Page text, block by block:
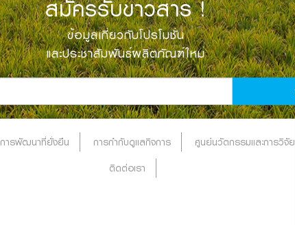
สมัครรับข่าวสาร !
ข้อมูลเกี่ยวกับโปรโมชั่น
และประชาสัมพันธ์ผลิตภัณฑ์ใหม่
การพัฒนาที่ยั่งยืน การกำกับดูแลกิจการ ศูนย์นวัตกรรมและการวิจัย
ติดต่อเรา